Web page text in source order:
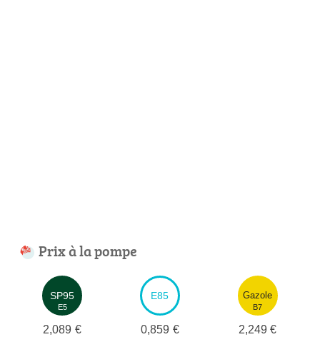
Prix à la pompe
SP95
E5
2,089 €
E85
0,859 €
Gazole
B7
2,249 €